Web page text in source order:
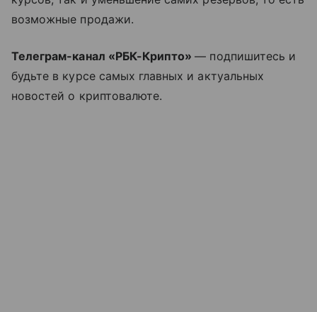
возможные продажи.
Телеграм-канал «РБК-Крипто»— подпишитесь и
будьте в курсе самых главных и актуальных
новостей о криптовалюте.